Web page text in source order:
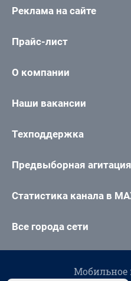
Реклама на сайте
Прайс-лист
О компании
Наши вакансии
Техподдержка
Предвыборная агитация
Статистика канала в
Все города сети
Мобильное